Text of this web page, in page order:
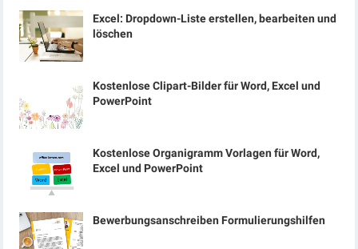
Excel: Dropdown-Liste erstellen, bearbeiten und
löschen
Kostenlose Clipart-Bilder für Word, Excel und
PowerPoint
Kostenlose Organigramm Vorlagen für Word,
Excel und PowerPoint
Bewerbungsanschreiben Formulierungshilfen